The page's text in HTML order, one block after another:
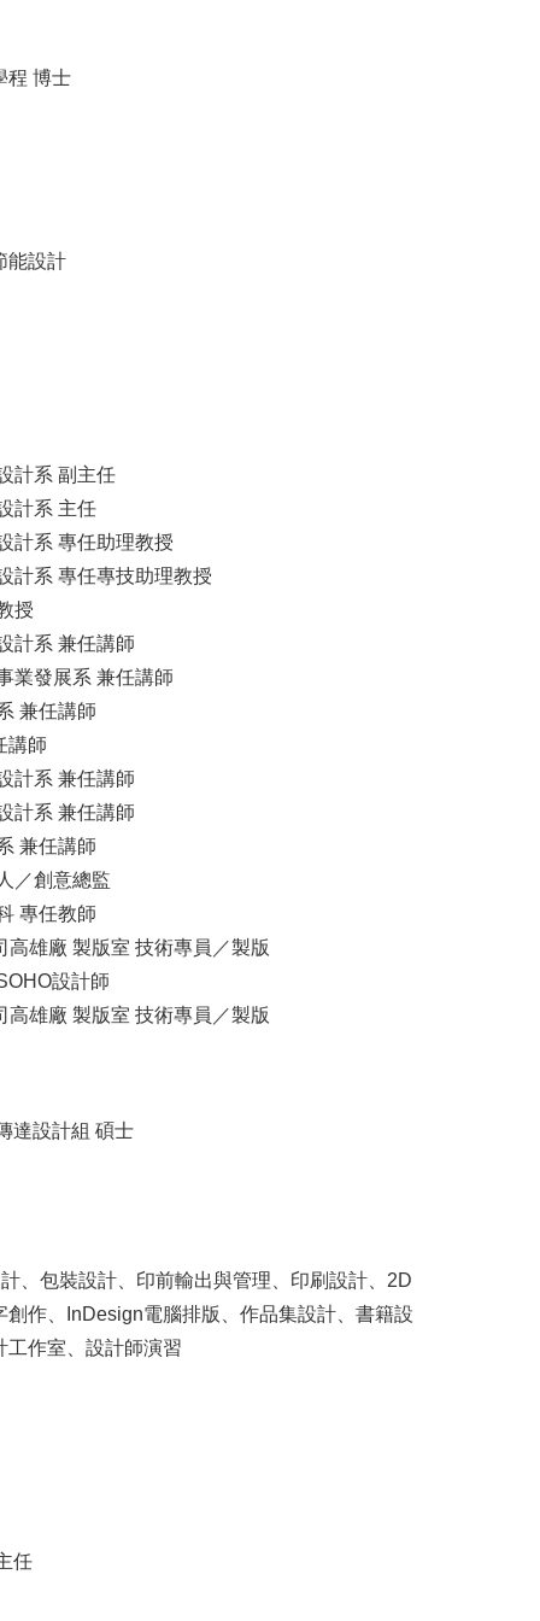
程 博士
能設計
計系 副主任
計系 主任
計系 專任助理教授
計系 專任專技助理教授
授
計系 兼任講師
業發展系 兼任講師
兼任講師
講師
計系 兼任講師
計系 兼任講師
兼任講師
／創意總監
專任教師
雄廠 製版室 技術專員／製版
設計師
雄廠 製版室 技術專員／製版
達設計組 碩士
、包裝設計、印前輸出與管理、印刷設計、2D
作、InDesign電腦排版、作品集設計、書籍設
工作室、設計師演習
任